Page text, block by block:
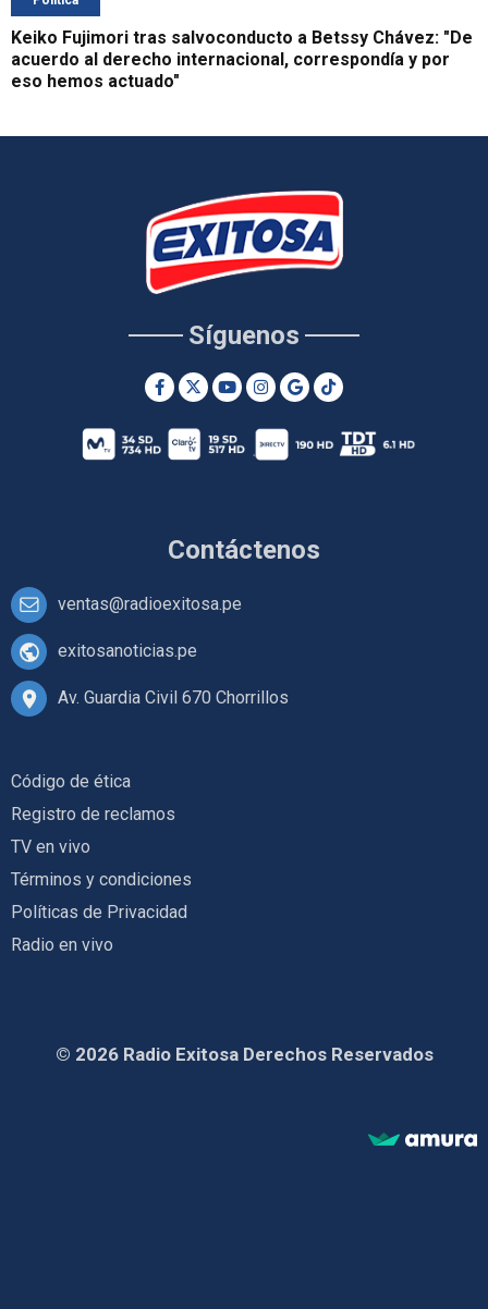
Keiko Fujimori tras salvoconducto a Betssy Chávez: "De
acuerdo al derecho internacional, correspondía y por
eso hemos actuado"
Contáctenos
ventas@radioexitosa.pe
exitosanoticias.pe
Av. Guardia Civil 670 Chorrillos
Síguenos
Código de ética
Registro de reclamos
TV en vivo
Términos y condiciones
Políticas de Privacidad
Radio en vivo
© 2026 Radio Exitosa Derechos Reservados